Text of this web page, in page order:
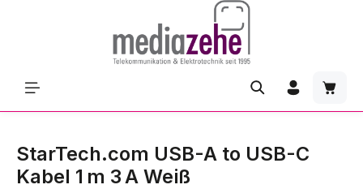
StarTech.com USB-A to USB-C
Kabel 1 m 3 A Weiß